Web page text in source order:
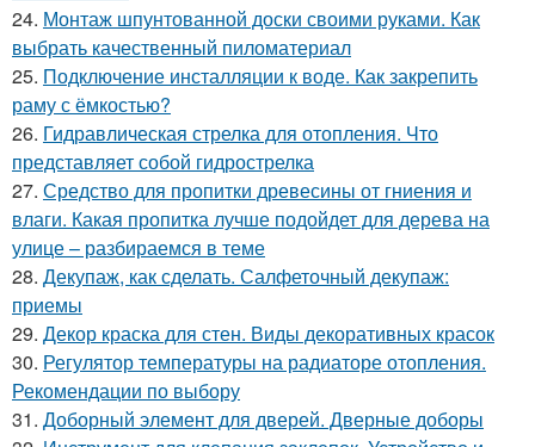
24. Монтаж шпунтованной доски своими руками. Как
выбрать качественный пиломатериал
25. Подключение инсталляции к воде. Как закрепить
раму с ёмкостью?
26. Гидравлическая стрелка для отопления. Что
представляет собой гидрострелка
27. Средство для пропитки древесины от гниения и
влаги. Какая пропитка лучше подойдет для дерева на
улице – разбираемся в теме
28. Декупаж, как сделать. Салфеточный декупаж:
приемы
29. Декор краска для стен. Виды декоративных красок
30. Регулятор температуры на радиаторе отопления.
Рекомендации по выбору
31. Доборный элемент для дверей. Дверные доборы